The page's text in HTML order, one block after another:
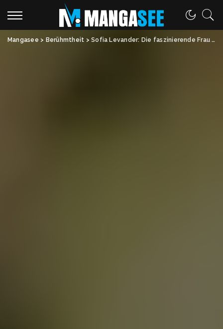
Mangasee > Berühmtheit >Sofia Levander: Die faszinierende Frau hinter Daniel Ek